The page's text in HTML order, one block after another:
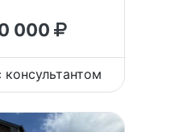
000
консультантом